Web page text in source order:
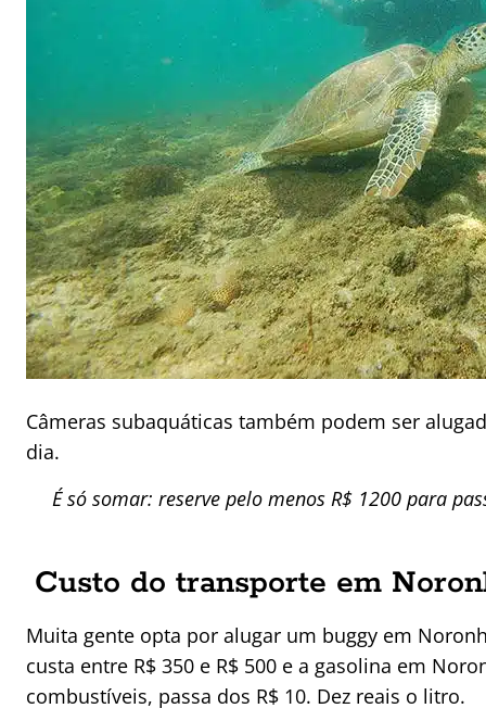
Câmeras subaquáticas também podem ser
dia.
É só somar: reserve pelo menos R$ 1200 para
Custo do transporte em
Muita gente opta por alugar um buggy em
custa entre R$ 350 e R$ 500 e a gasolina em
combustíveis, passa dos R$ 10. Dez reais o litro.